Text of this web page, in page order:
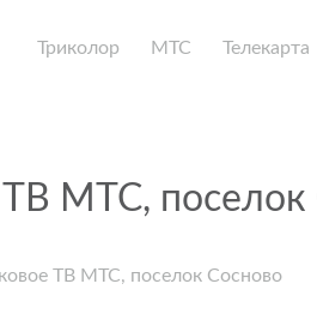
Триколор МТС Телекарта
МТС, поселок
ТВ МТС, поселок Сосново